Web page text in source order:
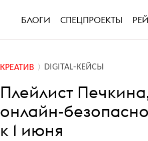
БЛОГИ СПЕЦПРОЕКТЫ
КРЕАТИВ DIGITAL-КЕЙСЫ
Плейлист
онлайн-
к 1 июня